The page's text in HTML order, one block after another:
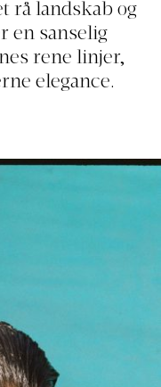
rå landskab og
en sanselig
rene linjer,
elegance.